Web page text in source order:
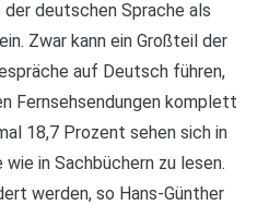
deutschen Sprache als
Zwar kann ein Großteil der
auf Deutsch führen,
Fernsehsendungen komplett
18,7 Prozent sehen sich in
in Sachbüchern zu lesen.
werden, so Hans-Günther